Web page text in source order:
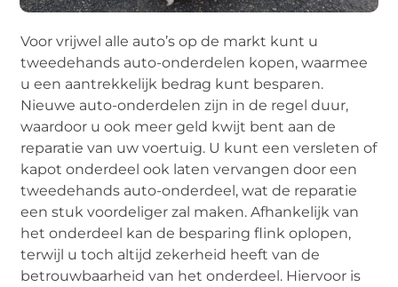
Voor vrijwel alle auto’s op de markt kunt u
tweedehands auto-onderdelen kopen, waarmee
u een aantrekkelijk bedrag kunt besparen.
Nieuwe auto-onderdelen zijn in de regel duur,
waardoor u ook meer geld kwijt bent aan de
reparatie van uw voertuig. U kunt een versleten of
kapot onderdeel ook laten vervangen door een
tweedehands auto-onderdeel, wat de reparatie
een stuk voordeliger zal maken. Afhankelijk van
het onderdeel kan de besparing flink oplopen,
terwijl u toch altijd zekerheid heeft van de
betrouwbaarheid van het onderdeel. Hiervoor is